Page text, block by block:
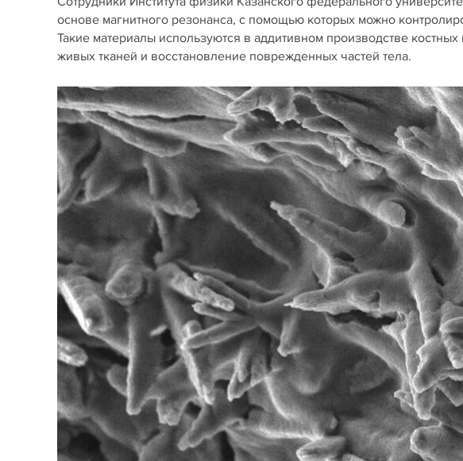
основе магнитного резонанса, с помощью которых можно
Такие материалы используются в аддитивном производстве
живых тканей и восстановление поврежденных частей тела.